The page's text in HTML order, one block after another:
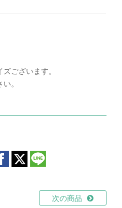
ございます。
。
次の商品